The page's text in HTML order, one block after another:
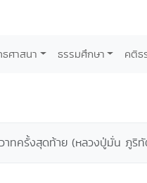
ศาสนา ธรรมศึกษา คติธ
าทครั้งสุดท้าย (หลวงปู่มั่น ภูริทั